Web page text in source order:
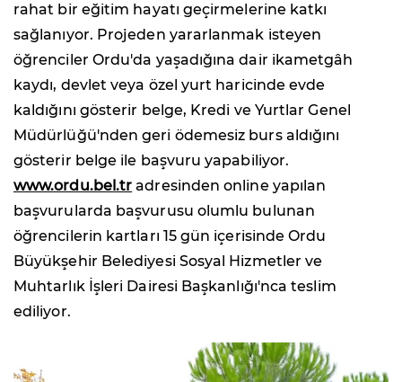
rahat bir eğitim hayatı geçirmelerine katkı
sağlanıyor. Projeden yararlanmak isteyen
öğrenciler Ordu'da yaşadığına dair ikametgâh
kaydı, devlet veya özel yurt haricinde evde
kaldığını gösterir belge, Kredi ve Yurtlar Genel
Müdürlüğü'nden geri ödemesiz burs aldığını
gösterir belge ile başvuru yapabiliyor.
www.ordu.bel.tr adresinden online yapılan
başvurularda başvurusu olumlu bulunan
öğrencilerin kartları 15 gün içerisinde Ordu
Büyükşehir Belediyesi Sosyal Hizmetler ve
Muhtarlık İşleri Dairesi Başkanlığı'nca teslim
ediliyor.